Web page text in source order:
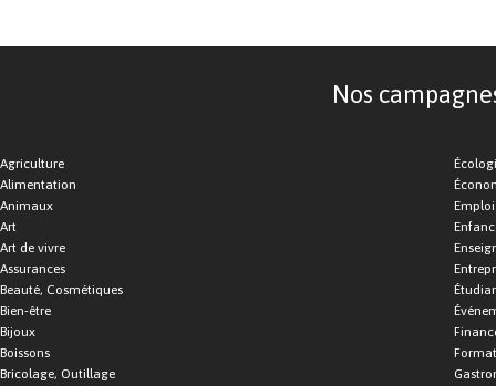
Nos
Agriculture
Alimentation
Animaux
Art
Art de vivre
Assurances
Beauté, Cosmétiques
Bien-être
Bijoux
Boissons
Bricolage, Outillage
Emploi